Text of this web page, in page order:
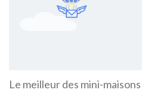
Le meilleur des mini-